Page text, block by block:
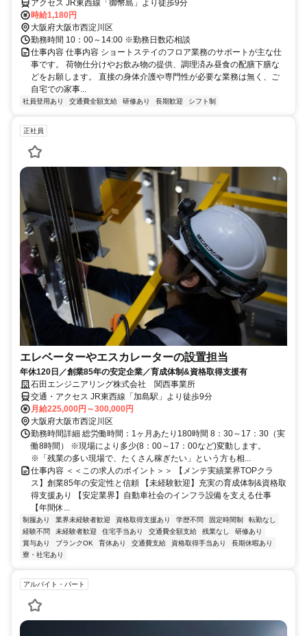
ご両親の介護が落ち着かれた方、 介護に関心がある方も大歓迎です。
ー大阪西淀川・ショートステイ
アクセス JR東西線「御幣島」より徒歩9分
時給1,180円
大阪府大阪市西淀川区
勤務時間 10：00～14:00 ※勤務日数応相談
仕事内容 仕事内容 ショートステイのフロア業務のサポートが主な仕
事です。 荷物仕分けやお飲み物の提供、調理済み昼食の配膳下膳な
どをお願します。 直接の身体介護や専門性が必要な業務は無く、ご
自宅での家事...
社員登用あり 交通費全額支給 研修あり 長期歓迎 シフト制
正社員
エレベーターやエスカレーターの設置担当
年休120日／創業85年の安定企業／育成体制&資格取得支援有
石田エンジニアリング株式会社 関西事業所
交通・アクセス JR東西線「加島駅」より徒歩9分
月給225,000円～300,000円
大阪府大阪市西淀川区
勤務時間詳細 総労働時間：1ヶ月あたり180時間 8：30～17：30（実
働8時間） ※現場により多少(8：00～17：00など)変動します。
※「残業の多い現場で、たくさん稼ぎたい」という方も相...
仕事内容 ＜＜この求人のポイント＞＞ 【メンテ実績業界TOPクラ
ス】創業85年の安定性と信頼 【未経験歓迎】充実の育成体制&資格取
得支援あり 【安定業界】自動車社会のインフラ設備を支える仕事
【年間休...
制服あり 業界未経験者歓迎 資格取得支援あり 学歴不問 固定時間制
転勤なし
経験不問
未経験者歓迎 住宅手当あり 交通費全額支給 残業なし
研修あり
賞与あり
ブランクOK 育休あり 交通費支給 資格取得手当あり
長期休暇あり
寮・社宅あり
アルバイト・パート